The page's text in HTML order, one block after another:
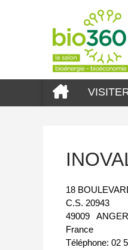
18
C.S. 20943
49009
France
Téléphone: 02